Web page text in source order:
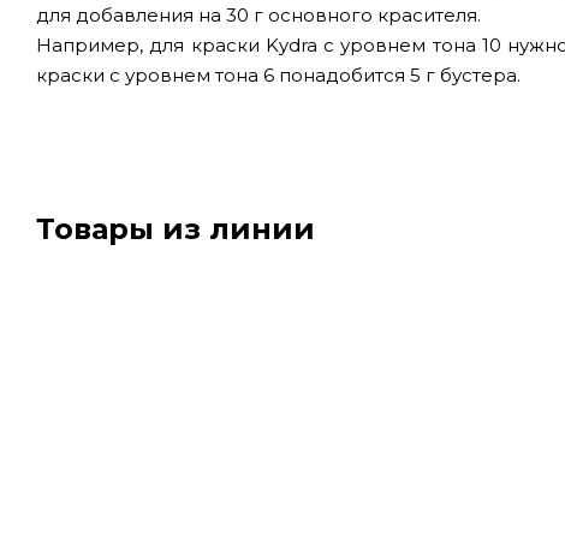
для добавления на 30 г основного красителя.
Например, для краски Kydra с уровнем тона 10
краски с уровнем тона 6 понадобится 5 г бустера.
Товары из линии